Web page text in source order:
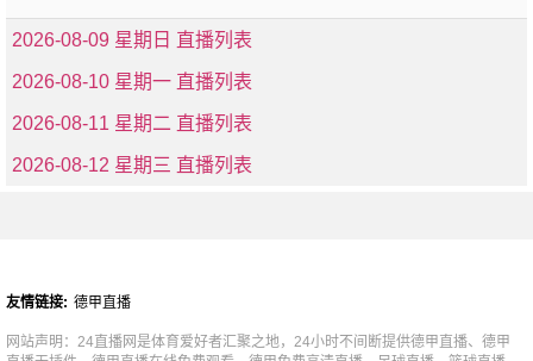
2026-08-09 星期日 直播列表
2026-08-10 星期一 直播列表
2026-08-11 星期二 直播列表
2026-08-12 星期三 直播列表
友情链接: 德甲直播
网站声明：24直播网是体育爱好者汇聚之地，24小时不间断提供德甲直播、德甲